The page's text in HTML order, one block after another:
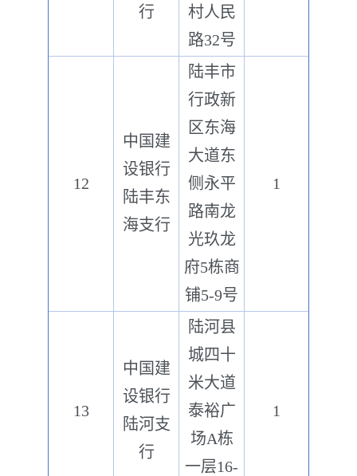
行
村人民
路32号
12
中国建
设银行
陆丰东
海支行
陆丰市
行政新
区东海
大道东
侧永平
路南龙
光玖龙
府5栋商
铺5-9号
1
13
中国建
设银行
陆河支
行
陆河县
城四十
米大道
泰裕广
场A栋
一层16-
1